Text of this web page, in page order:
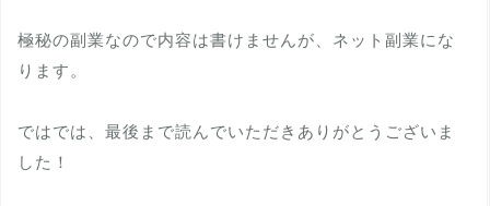
極秘の副業なので内容は書けませんが、ネット副業にな
ります。
ではでは、最後まで読んでいただきありがとうございま
した！